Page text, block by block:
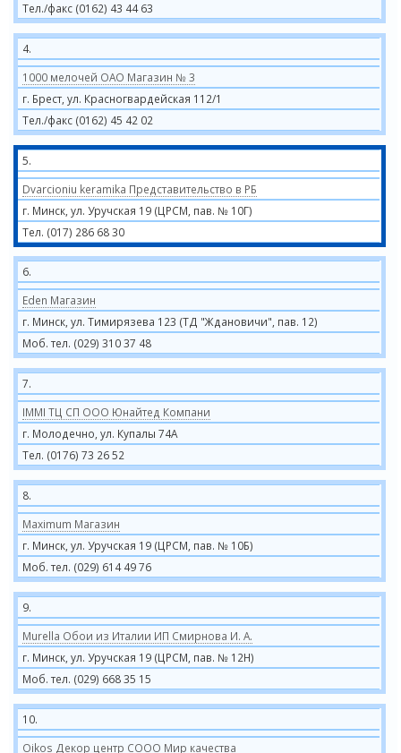
Тел./факс (0162) 43 44 63
4.
1000 мелочей ОАО Магазин № 3
г. Брест, ул. Красногвардейская 112/1
Тел./факс (0162) 45 42 02
5.
Dvarcioniu keramika Представительство в РБ
г. Минск, ул. Уручская 19 (ЦРСМ, пав. № 10Г)
Тел. (017) 286 68 30
6.
Eden Магазин
г. Минск, ул. Тимирязева 123 (ТД "Ждановичи", пав. 12)
Моб. тел. (029) 310 37 48
7.
IMMI ТЦ СП ООО Юнайтед Компани
г. Молодечно, ул. Купалы 74А
Тел. (0176) 73 26 52
8.
Maximum Магазин
г. Минск, ул. Уручская 19 (ЦРСМ, пав. № 10Б)
Моб. тел. (029) 614 49 76
9.
Murella Обои из Италии ИП Смирнова И. А.
г. Минск, ул. Уручская 19 (ЦРСМ, пав. № 12Н)
Моб. тел. (029) 668 35 15
10.
Oikos Декор центр СООО Мир качества